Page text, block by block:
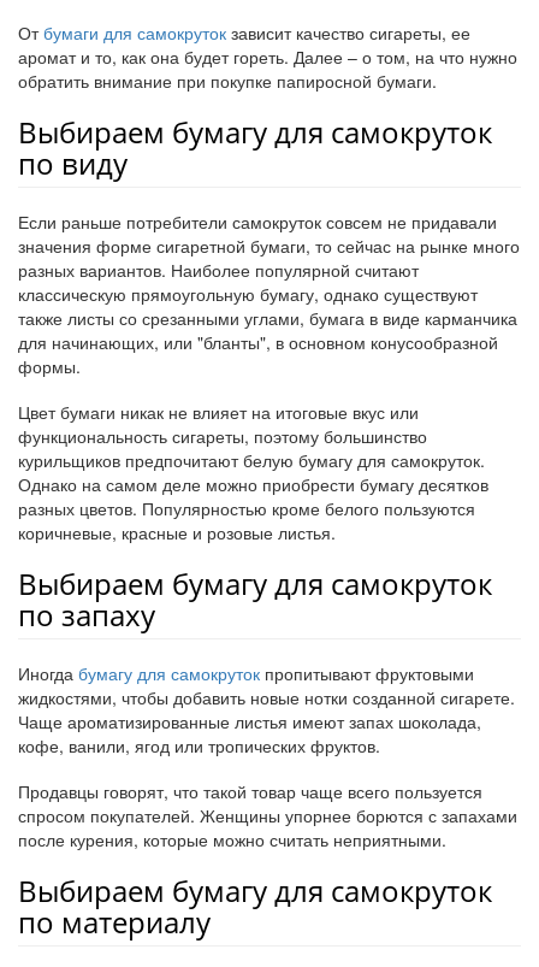
Отбумаги для самокруток зависит качество сигареты, ее
аромат и то, как она будет гореть. Далее – о том, на что нужно
обратить внимание при покупке папиросной бумаги.
Выбираем бумагу для самокруток
по виду
Если раньше потребители самокруток совсем не придавали
значения форме сигаретной бумаги, то сейчас на рынке много
разных вариантов. Наиболее популярной считают
классическую прямоугольную бумагу, однако существуют
также листы со срезанными углами, бумага в виде карманчика
для начинающих, или "бланты", в основном конусообразной
формы.
Цвет бумаги никак не влияет на итоговые вкус или
функциональность сигареты, поэтому большинство
курильщиков предпочитают белую бумагу для самокруток.
Однако на самом деле можно приобрести бумагу десятков
разных цветов. Популярностью кроме белого пользуются
коричневые, красные и розовые листья.
Выбираем бумагу для самокруток
по запаху
Иногда бумагу для самокруток пропитывают фруктовыми
жидкостями, чтобы добавить новые нотки созданной сигарете.
Чаще ароматизированные листья имеют запах шоколада,
кофе, ванили, ягод или тропических фруктов.
Продавцы говорят, что такой товар чаще всего пользуется
спросом покупателей. Женщины упорнее борются с запахами
после курения, которые можно считать неприятными.
Выбираем бумагу для самокруток
по материалу